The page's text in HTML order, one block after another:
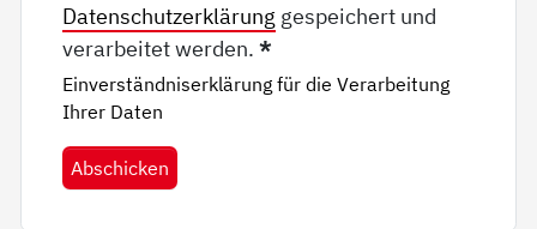
Datenschutzerklärung gespeichert und
verarbeitet werden.*
Einverständniserklärung für die Verarbeitung
Ihrer Daten
Abschicken